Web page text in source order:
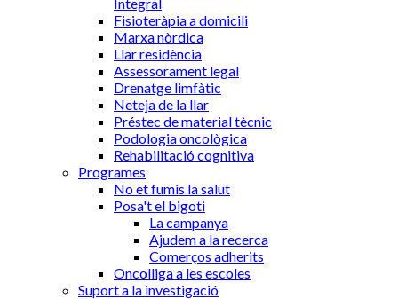
Fisioteràpia a domicili
Marxa nòrdica
Llar residència
Assessorament legal
Drenatge limfàtic
Neteja de la llar
Préstec de material tècnic
Podologia oncològica
Rehabilitació cognitiva
Programes
No et fumis la salut
Posa't el bigoti
La campanya
Ajudem a la recerca
Comerços adherits
Oncolliga a les escoles
Suport a la investigació